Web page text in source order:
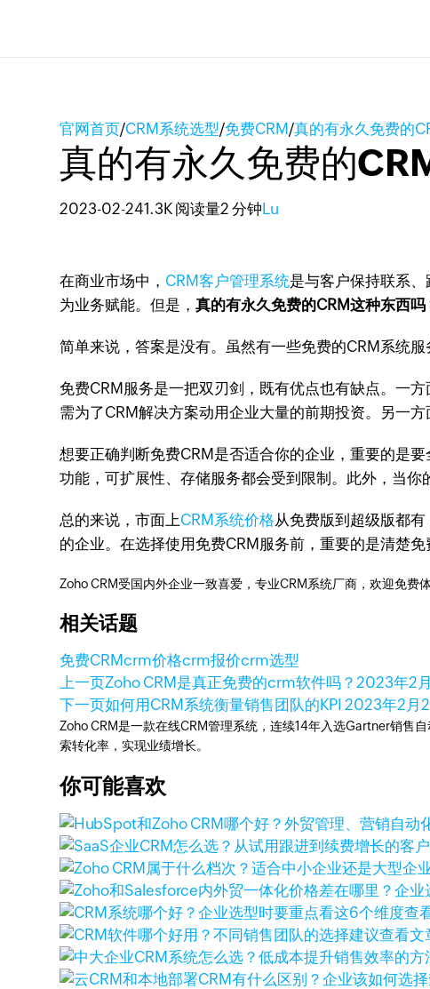
官网首页/CRM系统选型/免费CRM/真的有永久免费的
真的有永久免费的
2023-02-241.3K 阅读量2 分钟 Lu
在商业市场中， CRM客户管理系统是与客户保持联系
为业务赋能。但是，真的有永久免费的CRM这种东西吗
简单来说，答案是没有。虽然有一些免费的CRM系统
免费CRM服务是一把双刃剑，既有优点也有缺点。一
需为了CRM解决方案动用企业大量的前期投资。另一
想要正确判断免费CRM是否适合你的企业，重要的是
功能，可扩展性、存储服务都会受到限制。此外，当
总的来说，市面上CRM系统价格从免费版到超级版都
的企业。在选择使用免费CRM服务前，重要的是清楚
Zoho CRM受国内外企业一致喜爱，专业CRM系统厂商，欢迎免费
相关话题
免费CRMcrm价格crm报价crm选型
上一页Zoho CRM是真正免费的crm软件吗？2023年2
下一页如何用CRM系统衡量销售团队的KPI2023年2月
Zoho CRM是一款在线CRM管理系统，连续14年入选Gartner销售
索转化率，实现业绩增长。
你可能喜欢
查
查看文